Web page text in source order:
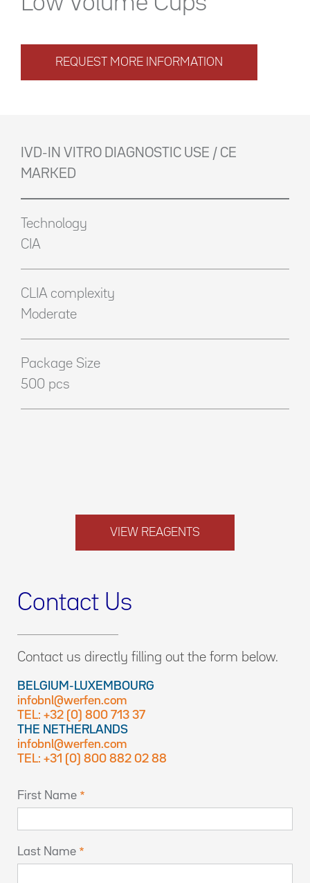
REQUEST MORE INFORMATION
IVD-IN VITRO DIAGNOSTIC USE / CE
MARKED
Technology
CIA
CLIA complexity
Moderate
Package Size
500 pcs
VIEW REAGENTS
Contact Us
Contact us directly filling out the form below.
BELGIUM-LUXEMBOURG
infobnl@werfen.com
TEL: +32 (0) 800 713 37
THE NETHERLANDS
infobnl@werfen.com
TEL: +31 (0) 800 882 02 88
First Name
Last Name